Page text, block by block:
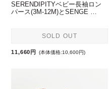
SERENDIPITYベビー長袖ロン
パース(3M-12M)とSENGE …
SOLD OUT
11,660円 (本体価格:10,600円)